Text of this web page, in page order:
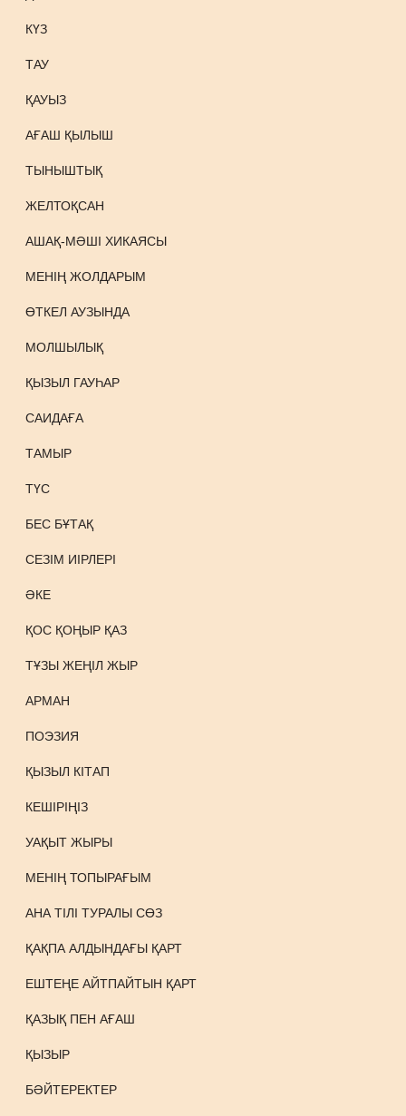
КҮЗ
ТАУ
ҚАУЫЗ
АҒАШ ҚЫЛЫШ
ТЫНЫШТЫҚ
ЖЕЛТОҚСАН
АШАҚ-МӘШІ ХИКАЯСЫ
МЕНІҢ ЖОЛДАРЫМ
ӨТКЕЛ АУЗЫНДА
МОЛШЫЛЫҚ
ҚЫЗЫЛ ГАУҺАР
САИДАҒА
ТАМЫР
ТҮС
БЕС БҰТАҚ
СЕЗІМ ИІРЛЕРІ
ӘКЕ
ҚОС ҚОҢЫР ҚАЗ
ТҰЗЫ ЖЕҢІЛ ЖЫР
АРМАН
ПОЭЗИЯ
ҚЫЗЫЛ КІТАП
КЕШІРІҢІЗ
УАҚЫТ ЖЫРЫ
МЕНІҢ ТОПЫРАҒЫМ
АНА ТІЛІ ТУРАЛЫ СӨЗ
ҚАҚПА АЛДЫНДАҒЫ ҚАРТ
ЕШТЕҢЕ АЙТПАЙТЫН ҚАРТ
ҚАЗЫҚ ПЕН АҒАШ
ҚЫЗЫР
БӘЙТЕРЕКТЕР